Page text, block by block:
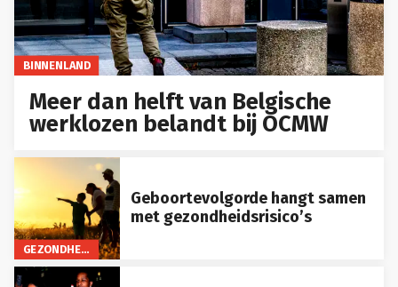
BINNENLAND
Meer dan helft van Belgische
werklozen belandt bij OCMW
GEZONDHEID
Geboortevolgorde hangt samen
met gezondheidsrisico’s